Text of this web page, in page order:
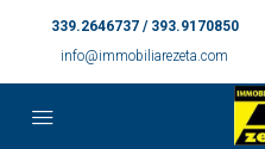
339.2646737 / 393.9170850
info@immobiliarezeta.com